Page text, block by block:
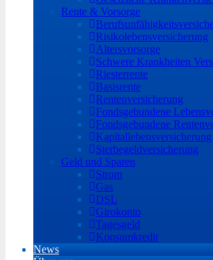
Rente & Vorsorge
Risikolebensversicherung
Altersvorsorge
Schwere Krankheiten
Riesterrente
Basisrente
Rentenversicherung
Fondsgebundene
Fondsgebundene
Kapitallebensversicherung
Sterbegeldversicherung
Geld und Sparen
Strom
Gas
DSL
Girokonto
Tagesgeld
Konsumkredit
News